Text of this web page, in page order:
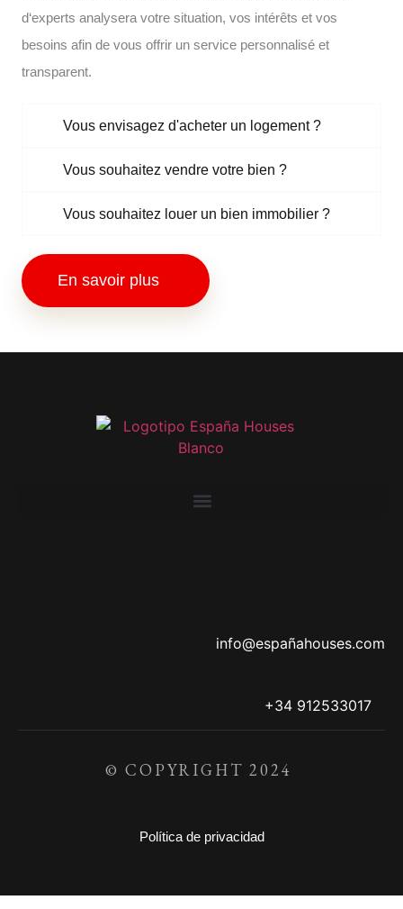
d‘experts analysera votre situation, vos intérêts et vos
besoins afin de vous offrir un service personnalisé et
transparent.
Vous envisagez d'acheter un logement ?
Vous souhaitez vendre votre bien ?
Vous souhaitez louer un bien immobilier ?
En savoir plus
info@españahouses.com
+34 912533017
© COPYRIGHT 2024
Política de privacidad